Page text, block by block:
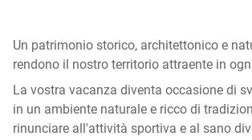
Un patrimonio storico, architettonico e
rendono il nostro territorio attraente in
La vostra vacanza diventa occasione di
in un ambiente naturale e ricco di
rinunciare all'attività sportiva e al sano